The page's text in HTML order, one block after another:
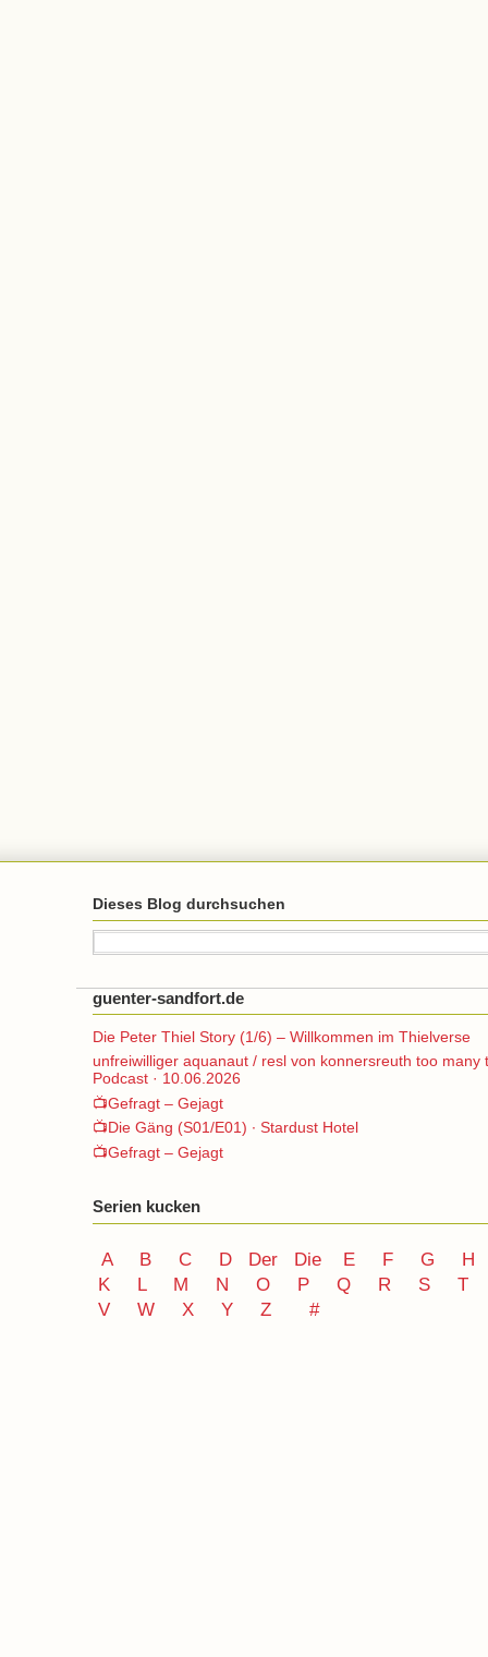
Dieses Blog durchsuchen
guenter-sandfort.de
Die Peter Thiel Story (1/6) – Willkommen im Thielverse
unfreiwilliger aquanaut / resl von konnersreuth too many
Podcast · 10.06.2026
📺Gefragt – Gejagt
📺Die Gäng (S01/E01) ∙ Stardust Hotel
📺Gefragt – Gejagt
Serien kucken
A B C D Der Die E F G
H
K
L M N O P Q R S
T
V
W X Y Z #